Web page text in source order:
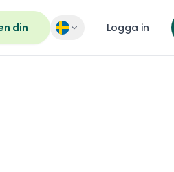
din Logga in